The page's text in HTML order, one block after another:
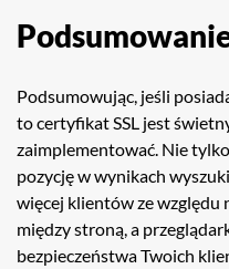
Podsumowując, jeśli
to certyfikat SSL jest
zaimplementować. Nie
pozycję w wynikach
więcej klientów ze względu
między stroną, a
bezpieczeństwa Twoich